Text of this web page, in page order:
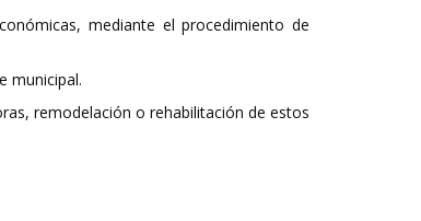
mediante el procedimiento de
municipal.
remodelación o rehabilitación de estos